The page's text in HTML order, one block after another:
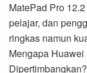
MatePad Pro
pelajar, dan
ringkas namun
Mengapa
Dipertimbangkan?